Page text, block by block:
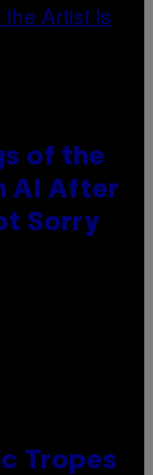
of the
AI After
Sorry
Tropes